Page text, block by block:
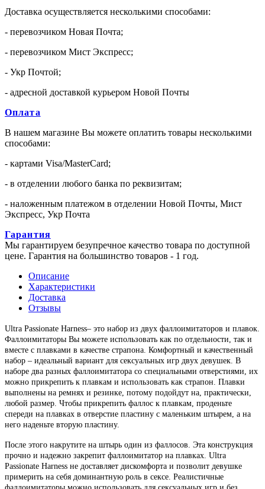
Доставка осуществляется несколькими способами:
- перевозчиком Новая Почта;
- перевозчиком Мист Экспресс;
- Укр Почтой;
- адресной доставкой курьером Новой Почты
Оплата
В нашем магазине Вы можете оплатить товары несколькими
способами:
- картами Visa/MasterCard;
- в отделении любого банка по реквизитам;
- наложенным платежом в отделении Новой Почты, Мист
Экспресс, Укр Почта
Гарантия
Мы гарантируем безупречное качество товара по доступной
цене. Гарантия на большинство товаров - 1 год.
Описание
Характеристики
Доставка
Отзывы
Ultra Passionate Harness– это набор из двух фаллоимитаторов и плавок.
Фаллоимитаторы Вы можете использовать как по отдельности, так и
вместе с плавками в качестве страпона. Комфортный и качественный
набор – идеальный вариант для сексуальных игр двух девушек. В
наборе два разных фаллоимитатора со специальными отверстиями, их
можно прикрепить к плавкам и использовать как страпон. Плавки
выполнены на ремнях и резинке, потому подойдут на, практически,
любой размер. Чтобы прикрепить фаллос к плавкам, проденьте
спереди на плавках в отверстие пластину с маленьким штырем, а на
него наденьте вторую пластину.
После этого накрутите на штырь один из фаллосов. Эта конструкция
прочно и надежно закрепит фаллоимитатор на плавках. Ultra
Passionate Harness не доставляет дискомфорта и позволит девушке
примерить на себя доминантную роль в сексе. Реалистичные